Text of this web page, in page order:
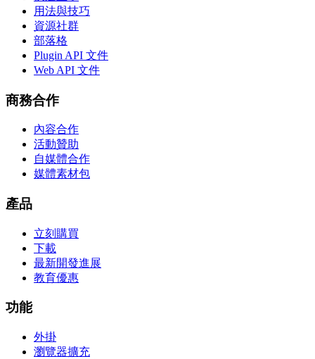
用法與技巧
資源社群
部落格
Plugin API 文件
Web API 文件
商務合作
內容合作
活動贊助
自媒體合作
媒體素材包
產品
立刻購買
下載
最新開發進展
教育優惠
功能
外掛
瀏覽器擴充